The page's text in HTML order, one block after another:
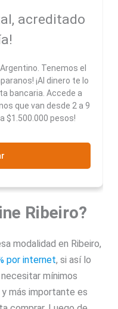
acreditado
Tenemos el
¡Al dinero te lo
bancaria. Accede a
que van desde 2 a 9
$1.500.000 pesos!
Ribeiro?
modalidad en Ribeiro,
por internet, si así lo
mínimos
más importante es